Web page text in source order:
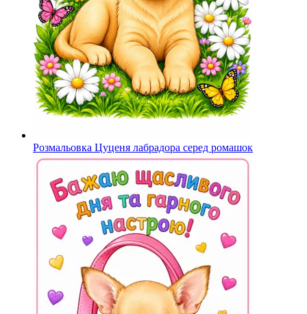
Розмальовка Цуценя лабрадора серед ромашок